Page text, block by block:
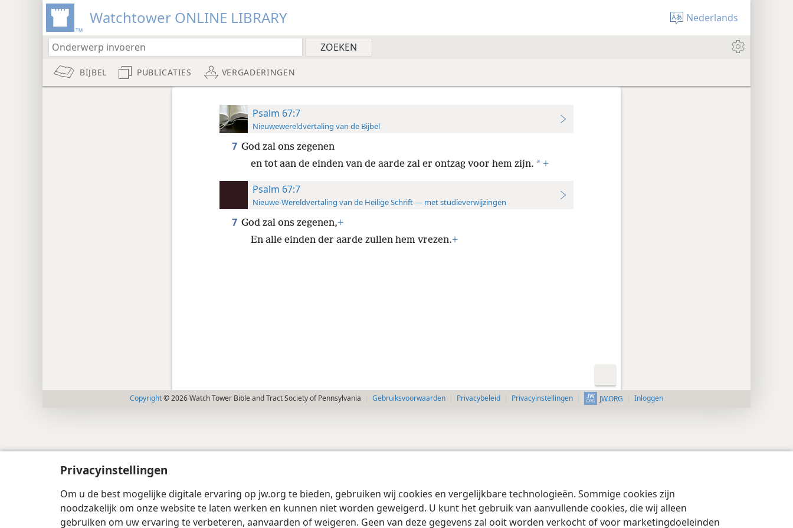
Privacyinstellingen
Om u de best mogelijke digitale ervaring op jw.org te bieden, gebruiken wij cookies en vergelijkbare technologieën. Sommige cookies zijn
noodzakelijk om onze website te laten werken en kunnen niet worden geweigerd. U kunt het gebruik van aanvullende cookies, die wij alleen
gebruiken om uw ervaring te verbeteren, aanvaarden of weigeren. Geen van deze gegevens zal ooit worden verkocht of voor marketingdoeleinden
Watchtower ONLINE LIBRARY Nederlands
BIJBEL PUBLICATIES VERGADERINGEN
Psalm 67:7
Nieuwewereldvertaling van de Bijbel
7 God zal ons zegenen
en tot aan de einden van de aarde zal er ontzag voor hem zijn. * +
Psalm 67:7
Nieuwe-Wereldvertaling van de Heilige Schrift — met studieverwijzingen
7 God zal ons zegenen,+
En alle einden der aarde zullen hem vrezen.+
Copyright© 2026 Watch Tower Bible and Tract Society of Pennsylvania Gebruiksvoorwaarden Privacybeleid Privacyinstellingen JW.ORG Inloggen